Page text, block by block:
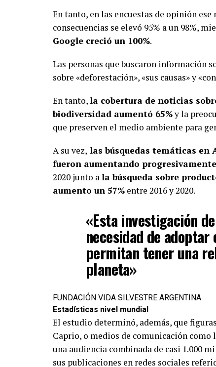
En tanto, en las encuestas de opinión
consecuencias se elevó 95% a un 98%,
Google creció un 100%.
Las personas que buscaron información
sobre «deforestación», «sus causas» y
En tanto,la cobertura de noticias
biodiversidad aumentó 65%y la
que preserven el medio ambiente para
A su vez, las búsquedas temáticas
fueron aumentando progresivamente
2020 junto ala búsqueda sobre
aumento un 57% entre 2016 y 2020.
«Esta investigación
necesidad de adoptar
permitan tener una
planeta»
FUNDACIÓN VIDA SILVESTRE ARGENTINA
Estadísticas nivel mundial
El estudio determinó, además, que
Caprio, o medios de comunicación como
una audiencia combinada de casi 1.000
sus publicaciones en redes sociales